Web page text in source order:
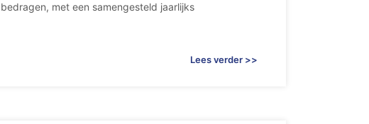
met een samengesteld jaarlijks
Lees verder >>